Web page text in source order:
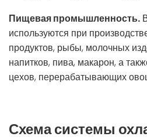
Пищевая промышленность.
используются при
продуктов, рыбы, молочных
напитков, пива, макарон, а
цехов, перерабатывающих
Схема системы